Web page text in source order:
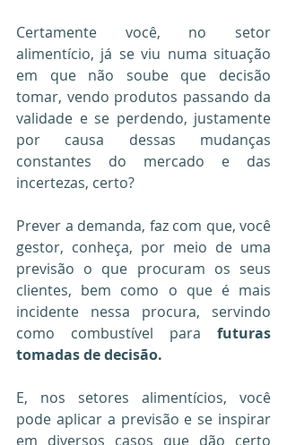
Certamente você, no setor
alimentício, já se viu numa situação
em que não soube que decisão
tomar, vendo produtos passando da
validade e se perdendo, justamente
por causa dessas mudanças
constantes do mercado e das
incertezas, certo?
Prever a demanda, faz com que, você
gestor, conheça, por meio de uma
previsão o que procuram os seus
clientes, bem como o que é mais
incidente nessa procura, servindo
como combustível para futuras
tomadas de decisão.
E, nos setores alimentícios, você
pode aplicar a previsão e se inspirar
em diversos casos que dão certo